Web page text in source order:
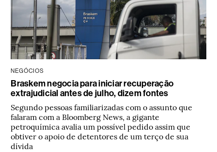
NEGÓCIOS
Braskem negocia para iniciar recuperação
extrajudicial antes de julho, dizem fontes
Segundo pessoas familiarizadas com o assunto que
falaram com a Bloomberg News, a gigante
petroquímica avalia um possível pedido assim que
obtiver o apoio de detentores de um terço de sua
dívida